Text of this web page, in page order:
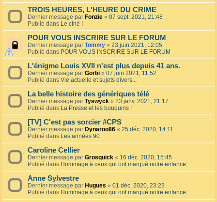
TROIS HEURES, L'HEURE DU CRIME
Dernier message par Fonzie « 07 sept. 2021, 21:48
Publié dans Le ciné !
POUR VOUS INSCRIRE SUR LE FORUM
Dernier message par Tommy « 23 juin 2021, 12:05
Publié dans POUR VOUS INSCRIRE SUR LE FORUM
L'énigme Louis XVII n'est plus depuis 41 ans.
Dernier message par Gorbi « 07 juin 2021, 11:52
Publié dans Vie actuelle et sujets divers...
La belle histoire des génériques télé
Dernier message par Tyswyck « 23 janv. 2021, 21:17
Publié dans La Presse et les bouquins !
[TV] C'est pas sorcier #CPS
Dernier message par Dynaroo86 « 25 déc. 2020, 14:11
Publié dans Les années 90
Caroline Cellier
Dernier message par Grosquick « 16 déc. 2020, 15:45
Publié dans Hommage à ceux qui ont marqué notre enfance
Anne Sylvestre
Dernier message par Hugues « 01 déc. 2020, 23:23
Publié dans Hommage à ceux qui ont marqué notre enfance